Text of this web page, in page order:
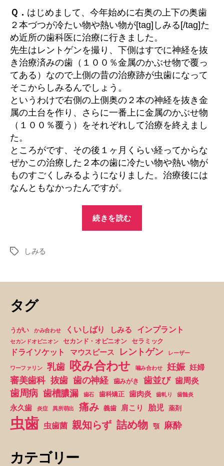
っ
た
の
で
す
が”
に
何
が
起
こ
っ
て
い
る
の
で
し
う
か？
へ
の
Ｑ． はじめまして、今年始めに右奥の上下の奥歯
２本づつが冷たい物や熱い物が[tag]しみる[/tag]た
め近所の歯科医に治療に行きました。
先生はレントゲンを撮り、下側はすでに神経を抜
き治療済みの歯（１００％金属のかぶせ物で覆っ
てある）なので上側の昔の治療跡が虫歯になって
そこからしみるんでしょう。
というわけで右側の上側奥の２本の神経を抜き金
属の土台を作り、さらに一番上に金属のかぶせ物
（１００％覆う）をそれぞれして治療を終えまし
た。
ところがです、その後１ヶ月くらい経ってからな
ぜかこの治療した２本の歯に冷たい物や熱い物が
ものすごくしみるようになりました。治療後には
なんともなかったんですが。
続きを読む
て
い
の
で
し
ょ
う
タ
しみる
タグ
うがい かみ合わせ くいしばり しみる インプラント
セカンドオピニオン セカンド・オピニオン セラミック
ドライソケット マウスピース レントゲン レーザー
ワーファリン 乳歯 咬み合わせ 噛み合わせ 妊娠 妊婦
審美歯科 抜歯 歯の神経 歯みがき 歯並び 歯周炎
歯周病 歯槽膿漏 歯石 歯科矯正 歯肉炎 歯軋り 歯髄炎
永久歯 炎症 異所萌出 痛み 義歯 肩こり 胎児 薬剤
虫歯 虫歯菌 親知らず 詰め物 顎 麻酔
カテゴリー